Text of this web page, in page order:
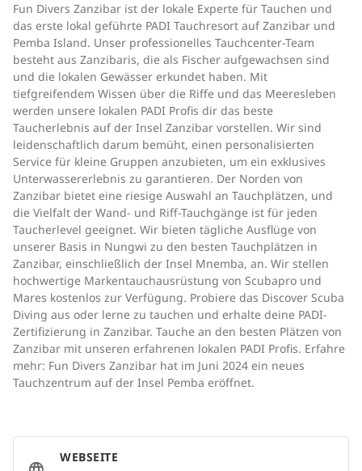
Fun Divers Zanzibar ist der lokale Experte für Tauchen und
das erste lokal geführte PADI Tauchresort auf Zanzibar und
Pemba Island. Unser professionelles Tauchcenter-Team
besteht aus Zanzibaris, die als Fischer aufgewachsen sind
und die lokalen Gewässer erkundet haben. Mit
tiefgreifendem Wissen über die Riffe und das Meeresleben
werden unsere lokalen PADI Profis dir das beste
Taucherlebnis auf der Insel Zanzibar vorstellen. Wir sind
leidenschaftlich darum bemüht, einen personalisierten
Service für kleine Gruppen anzubieten, um ein exklusives
Unterwassererlebnis zu garantieren. Der Norden von
Zanzibar bietet eine riesige Auswahl an Tauchplätzen, und
die Vielfalt der Wand- und Riff-Tauchgänge ist für jeden
Taucherlevel geeignet. Wir bieten tägliche Ausflüge von
unserer Basis in Nungwi zu den besten Tauchplätzen in
Zanzibar, einschließlich der Insel Mnemba, an. Wir stellen
hochwertige Markentauchausrüstung von Scubapro und
Mares kostenlos zur Verfügung. Probiere das Discover Scuba
Diving aus oder lerne zu tauchen und erhalte deine PADI-
Zertifizierung in Zanzibar. Tauche an den besten Plätzen von
Zanzibar mit unseren erfahrenen lokalen PADI Profis. Erfahre
mehr: Fun Divers Zanzibar hat im Juni 2024 ein neues
Tauchzentrum auf der Insel Pemba eröffnet.
WEBSEITE